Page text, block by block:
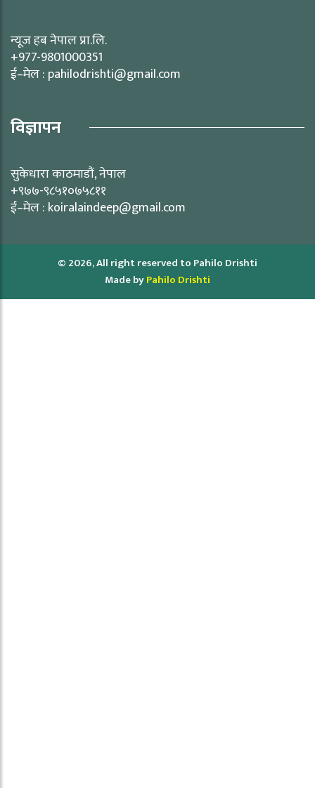
न्यूज हब नेपाल प्रा.लि.
+977-9801000351
ई–मेल : pahilodrishti@gmail.com
विज्ञापन
सुकेधारा काठमाडौं, नेपाल
+९७७-९८५१०७५८११
ई–मेल : koiralaindeep@gmail.com
© 2026, All right reserved to Pahilo Drishti
Made byPahilo Drishti